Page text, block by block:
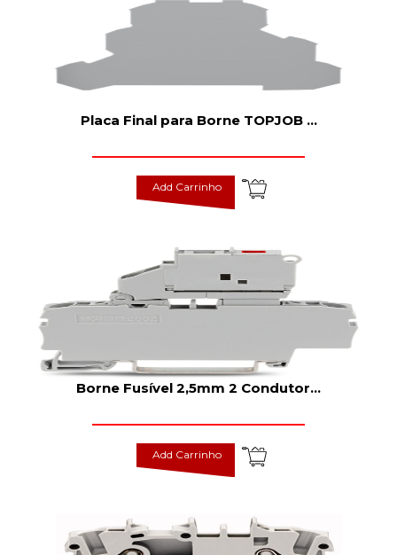
Placa Final para Borne TOPJOB ...
Add Carrinho
Borne Fusível 2,5mm 2 Condutor...
Add Carrinho